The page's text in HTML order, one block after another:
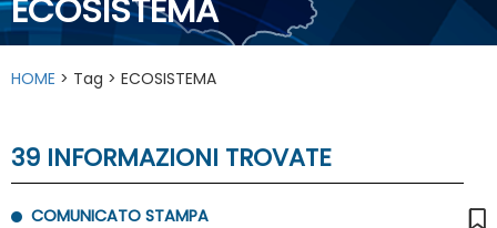
ECOSISTEMA
HOME > Tag > ECOSISTEMA
39 INFORMAZIONI TROVATE
COMUNICATO STAMPA